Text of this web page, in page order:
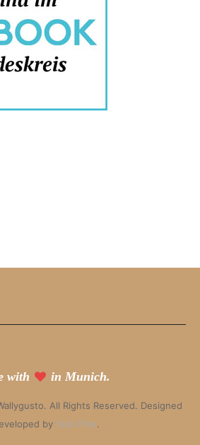
with in Munich.
All Rights Reserved. Designed
by Solo Pine.